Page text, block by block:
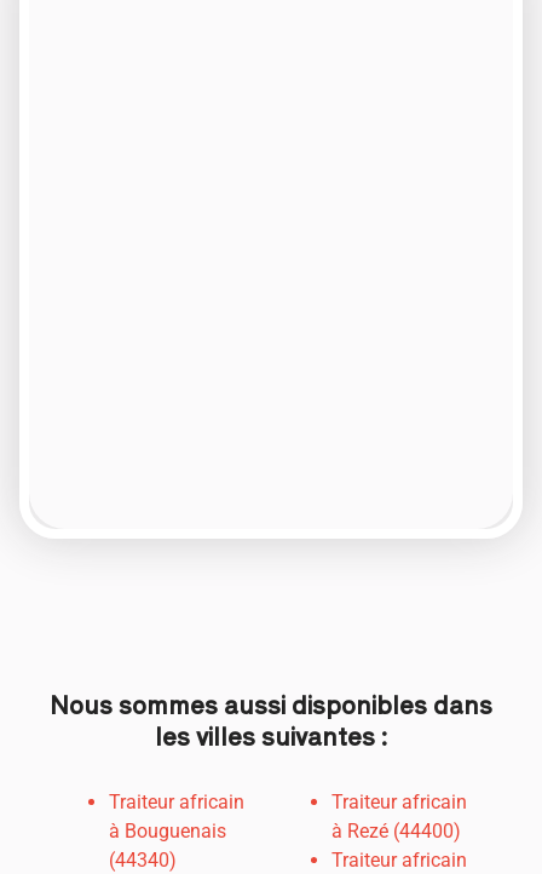
Nous sommes aussi disponibles dans
les villes suivantes :
Traiteur africain
à Bouguenais
(44340)
Traiteur africain
à Rezé (44400)
Traiteur africain